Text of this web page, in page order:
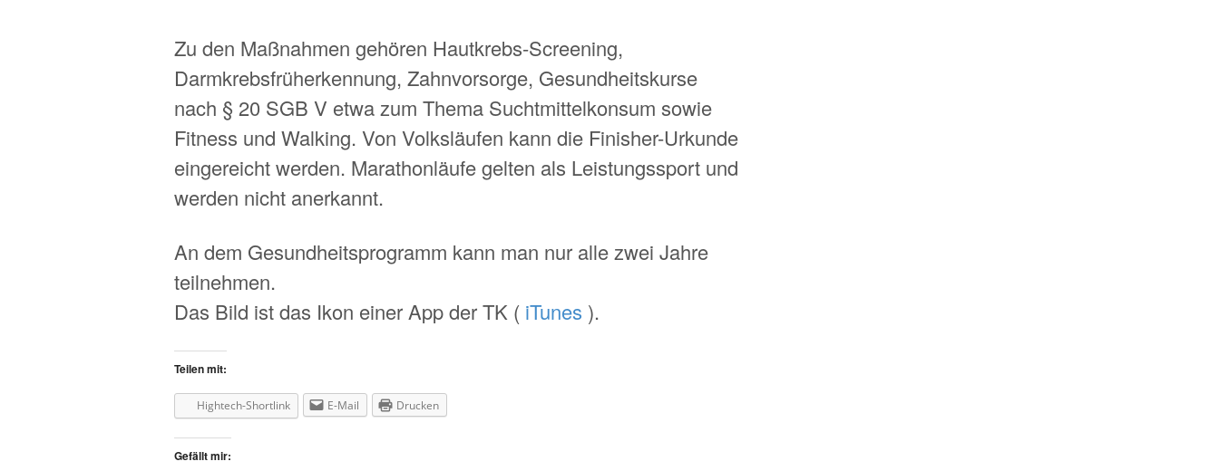
Zu den Maßnahmen gehören Hautkrebs-Screening,
Darmkrebsfrüherkennung, Zahnvorsorge, Gesundheitskurse
nach § 20 SGB V etwa zum Thema Suchtmittelkonsum sowie
Fitness und Walking. Von Volksläufen kann die Finisher-Urkunde
eingereicht werden. Marathonläufe gelten als Leistungssport und
werden nicht anerkannt.
An dem Gesundheitsprogramm kann man nur alle zwei Jahre
teilnehmen.
Das Bild ist das Ikon einer App der TK ( iTunes ).
Teilen mit:
Hightech-Shortlink E-Mail Drucken
Gefällt mir: